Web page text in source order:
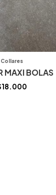
Collares
MAXI BOLAS
18.000